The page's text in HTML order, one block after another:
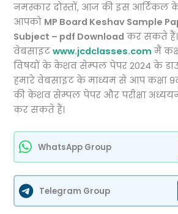
नमस्कार दोस्तों, आज की इस आर्टिकल
आपको MP Board Keshav Sample
Subject – pdf Download कर सकते हैं।
वेबसाइटwww.jcdclasses.com मैं
विषयों के केशव सेम्पल पेपर 2024 के
हमारे वेबसाइट के माध्यम से आप कक्षा
की केशव सेम्पल पेपर और परीक्षा
कर सकते हैं।
WhatsApp Group
Telegram Group